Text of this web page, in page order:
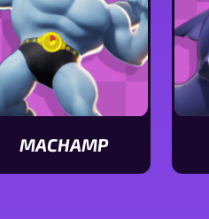
MACHAMP
Ver